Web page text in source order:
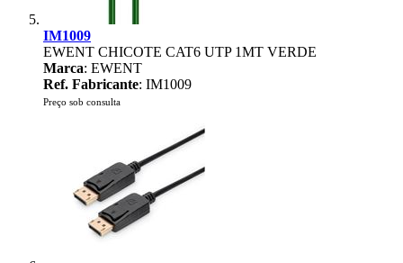
IM1009
EWENT CHICOTE CAT6 UTP 1MT VERDE
Marca: EWENT
Ref. Fabricante: IM1009
Preço sob consulta